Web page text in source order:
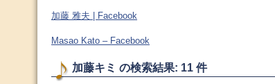
加藤 雅夫 | Facebook
Masao Kato – Facebook
加藤キミ の検索結果: 11 件